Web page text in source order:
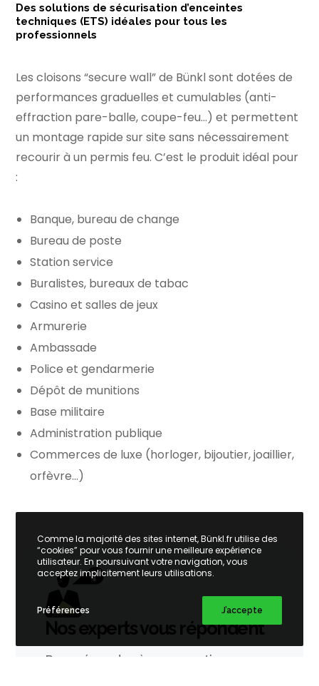
Des solutions de sécurisation d’enceintes
techniques (ETS) idéales pour tous les
professionnels
Les cloisons “secure wall” de Bünkl sont dotées de
performances graduelles et cumulables (anti-
effraction pare-balle, coupe-feu…) et permettent
un montage rapide sur site sans nécessairement
recourir à un permis feu. C’est le produit idéal pour
:
Banque, bureau de change
Bureau de poste
Station service
Buralistes, bureaux de tabac
Casino et salles de jeux
Armurerie
Ambassade
Police et gendarmerie
Dépôt de munitions
Base militaire
Administration publique
Commerces de luxe (horloger, bijoutier, joaillier,
orfèvre…)
Nos experts vous répondent
Pour répondre à vos questions,
Comme la majorité des sites internet, Bünkl.fr utilise des
“cookies” pour vous fournir une meilleure expérience
utilisateur. En poursuivant votre navigation, vous
acceptez implicitement leurs utilisations.
Préférences J’accepte